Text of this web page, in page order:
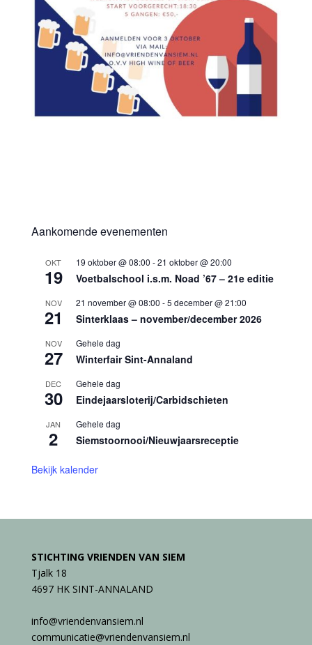
Aankomende evenementen
OKT
19
19 oktober @ 08:00 -21 oktober @ 20:00
Voetbalschool i.s.m. Noad ’67 – 21e editie
NOV
21
21 november @ 08:00 -5 december @ 21:00
Sinterklaas – november/december 2026
NOV
27
Gehele dag
Winterfair Sint-Annaland
DEC
30
Gehele dag
Eindejaarsloterij/Carbidschieten
JAN
2
Gehele dag
Siemstoornooi/Nieuwjaarsreceptie
Bekijk kalender
STICHTING VRIENDEN VAN SIEM
Tjalk 18
4697 HK SINT-ANNALAND
info@vriendenvansiem.nl
communicatie@vriendenvansiem.nl